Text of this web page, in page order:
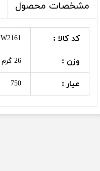
مشخصات محصول
کد کالا : W2161
وزن : 26 گرم
عیار : 750